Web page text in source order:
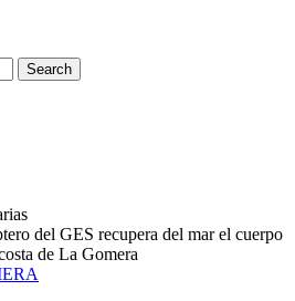
Search
del GES recupera del mar el cuerpo
de La Gomera